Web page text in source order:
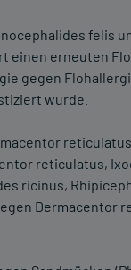
felis
einen erneuten
gegen
wurde.
reticulatus,
ricinus,
Dermacentor